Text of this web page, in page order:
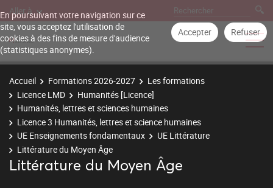
En poursuivant votre navigation sur ce
site, vous acceptez l'utilisation de
cookies à des fins de mesure d'audience
(statistiques anonymes).
Accepter Refuser
Aller à
Accueil Formations 2026-2027
Les formations
Licence LMD
Humanités [Licence]
Humanités, lettres et sciences humaines
Licence 3 Humanités, lettres et science humaines
UE Enseignements fondamentaux
UE Littérature
Littérature du Moyen Âge
Littérature du Moyen Âge